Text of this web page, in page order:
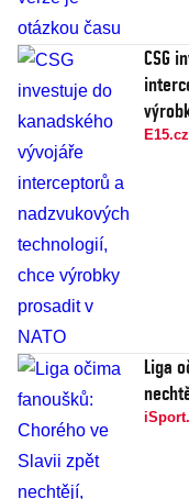
CSG
E15.cz
Liga